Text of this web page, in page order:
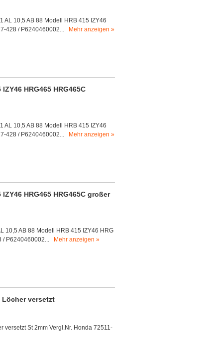
AL 10,5 AB 88 Modell HRB 415 IZY46
428 / P6240460002...
Mehr anzeigen »
HRG465 HRG465C
AL 10,5 AB 88 Modell HRB 415 IZY46
428 / P6240460002...
Mehr anzeigen »
HRG465 HRG465C großer
10,5 AB 88 Modell HRB 415 IZY46 HRG
/ P6240460002...
Mehr anzeigen »
Löcher versetzt
versetzt St 2mm Vergl.Nr. Honda 72511-